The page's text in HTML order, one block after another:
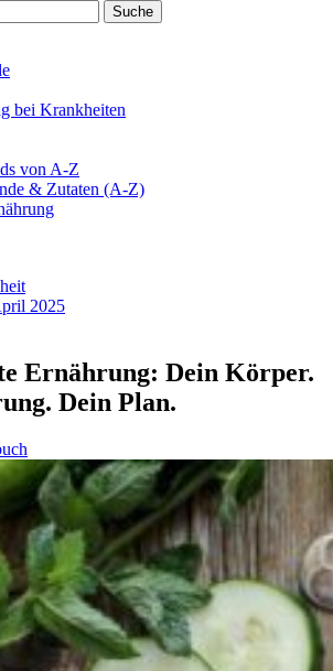
bei Krankheiten
von A-Z
& Zutaten (A-Z)
2025
Ernährung: Dein Körper.
Dein Plan.